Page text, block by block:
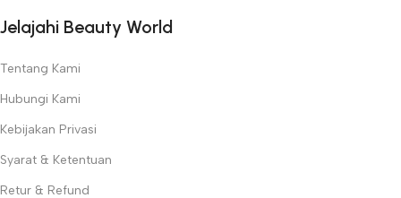
Jelajahi Beauty World
Tentang Kami
Hubungi Kami
Kebijakan Privasi
Syarat & Ketentuan
Retur & Refund